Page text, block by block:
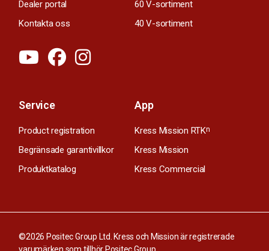
Dealer portal
Kontakta oss
60 V-sortiment
40 V-sortiment
Service
Product registration
Begränsade garantivillkor
Produktkatalog
App
Kress Mission RTKn
Kress Mission
Kress Commercial
©2026 Positec Group Ltd. Kress och Mission är registrerade
varumärken som tillhör Positec Group.